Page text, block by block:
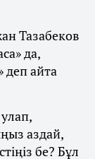
Тазабеков
да,
деп айта
аздай,
бе? Бұл